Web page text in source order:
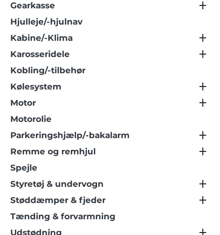
Gearkasse
Hjulleje/-hjulnav
Kabine/-Klima
Karosseridele
Kobling/-tilbehør
Kølesystem
Motor
Motorolie
Parkeringshjælp/-bakalarm
Remme og remhjul
Spejle
Styretøj & undervogn
Støddæmper & fjeder
Tænding & forvarmning
Udstødning